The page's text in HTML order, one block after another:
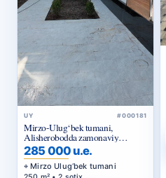
UY #000181
Mirzo-Ulug‘bek tumani,
Alisherobodda zamonaviy
yevrouy sotiladi
285 000 u.e.
Mirzo Ulug‘bek tumani